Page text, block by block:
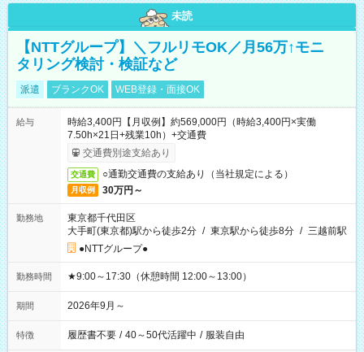
未読
【NTTグループ】＼フルリモOK／月56万↑モニ
タリング検討・検証など
派遣 ブランクOK WEB登録・面接OK
給与
時給3,400円【月収例】約569,000円（時給3,400円×実働
7.50h×21日+残業10h）+交通費
交通費別途支給あり
交通費 ○通勤交通費の支給あり（当社規定による）
月収例 30万円～
勤務地
東京都千代田区
大手町(東京都)駅から徒歩2分 / 東京駅から徒歩8分 / 三越前駅
●NTTグループ●
勤務時間 ★9:00～17:30（休憩時間 12:00～13:00）
期間 2026年9月～
特徴 履歴書不要 / 40～50代活躍中 / 服装自由